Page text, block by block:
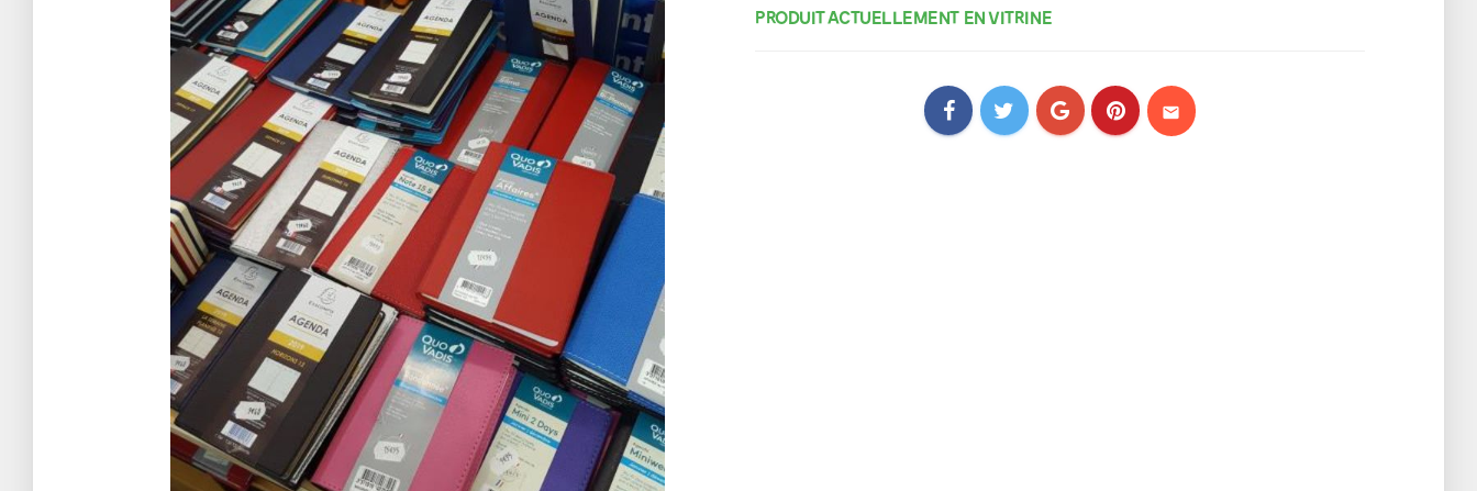
PRODUIT ACTUELLEMENT EN VITRINE
mail